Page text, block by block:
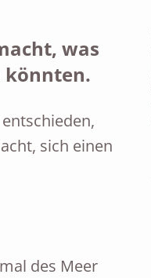
was
könnten.
sich einen
des Meer